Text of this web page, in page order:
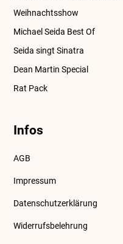
Weihnachtsshow
Michael Seida Best Of
Seida singt Sinatra
Dean Martin Special
Rat Pack
Infos
AGB
Impressum
Datenschutzerklärung
Widerrufsbelehrung